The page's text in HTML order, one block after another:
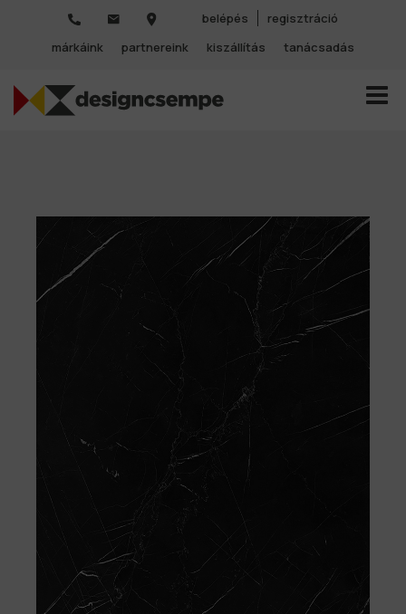
belépés
regisztráció
márkáink
partnereink kiszállítás tanácsadás